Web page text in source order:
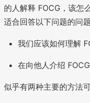
的人解释 FOCG，该怎
适合回答以下问题的问题
我们应该如何理解
在向他人介绍
似乎有两种主要的方法